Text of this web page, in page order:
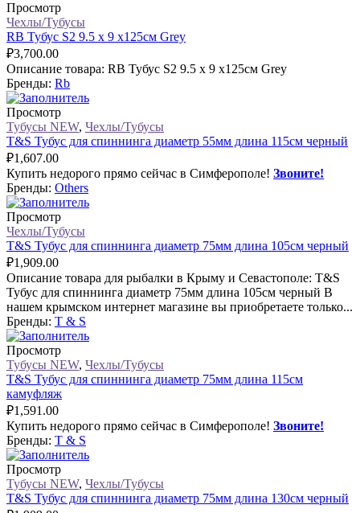
Просмотр
Чехлы/Тубусы
RB Тубус S2 9.5 х 9 х125см Grey
₽3,700.00
Описание товара: RB Тубус S2 9.5 х 9 х125см Grey
Бренды: Rb
Просмотр
Тубусы NEW, Чехлы/Тубусы
T&S Тубус для спиннинга диаметр 55мм длина 115см черный
₽1,607.00
Купить недорого прямо сейчас в Симферополе! Звоните!
Бренды: Others
Просмотр
Чехлы/Тубусы
T&S Тубус для спиннинга диаметр 75мм длина 105см черный
₽1,909.00
Описание товара для рыбалки в Крыму и Севастополе: T&S
Тубус для спиннинга диаметр 75мм длина 105см черный В
нашем крымском интернет магазине вы приобретаете только...
Бренды: T & S
Просмотр
Тубусы NEW, Чехлы/Тубусы
T&S Тубус для спиннинга диаметр 75мм длина 115см
камуфляж
₽1,591.00
Купить недорого прямо сейчас в Симферополе! Звоните!
Бренды: T & S
Просмотр
Тубусы NEW, Чехлы/Тубусы
T&S Тубус для спиннинга диаметр 75мм длина 130см черный